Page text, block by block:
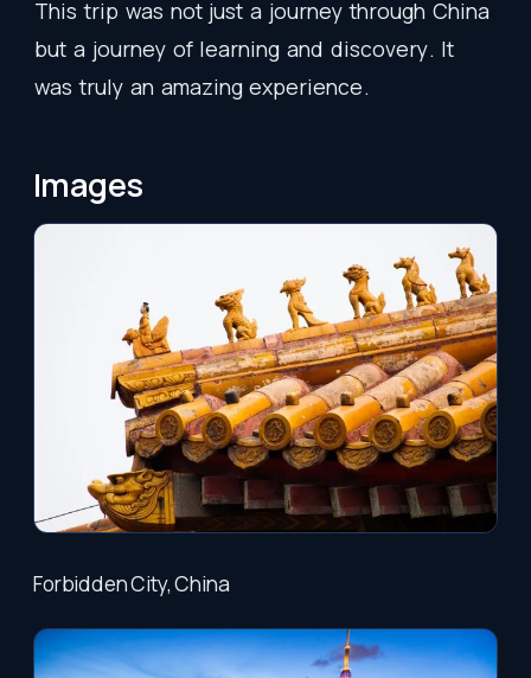
This trip was not just a journey through China
but a journey of learning and discovery. It
was truly an amazing experience.
Images
Forbidden City, China